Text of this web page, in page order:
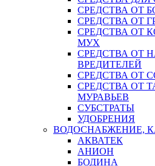
СРЕДСТВА ОТ
СРЕДСТВА ОТ
СРЕДСТВА ОТ
МУХ
СРЕДСТВА ОТ
ВРЕДИТЕЛЕЙ
СРЕДСТВА ОТ
СРЕДСТВА ОТ
МУРАВЬЕВ
СУБСТРАТЫ
УДОБРЕНИЯ
ВОДОСНАБЖЕНИЕ,
АКВАТЕК
АНИОН
БОДИНА